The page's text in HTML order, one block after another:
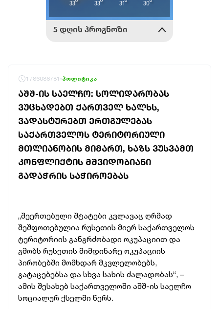
1786086781 პოლიტიკა
ᲐᲨᲨ-ᲘᲡ ᲡᲐᲔᲚᲩᲝ: ᲡᲝᲚᲘᲓᲐᲠᲝᲑᲐᲡ
ᲕᲣᲪᲮᲐᲓᲔᲑᲗ ᲥᲐᲠᲗᲕᲔᲚ ᲮᲐᲚᲮᲡ,
ᲕᲐᲓᲐᲡᲢᲣᲠᲔᲑᲗ ᲔᲠᲗᲒᲣᲚᲔᲑᲐᲡ
ᲡᲐᲥᲐᲠᲗᲕᲔᲚᲝᲡ ᲢᲔᲠᲘᲢᲝᲠᲘᲣᲚᲘ
ᲛᲗᲚᲘᲐᲜᲝᲑᲘᲡ ᲛᲘᲛᲐᲠᲗ, ᲮᲐᲖᲡ ᲕᲣᲡᲕᲐᲛᲗ
ᲙᲝᲜᲤᲚᲘᲥᲢᲘᲡ ᲛᲨᲕᲘᲓᲝᲑᲘᲐᲜᲘ
ᲒᲐᲓᲐᲭᲠᲘᲡ ᲡᲐᲭᲘᲠᲝᲔᲑᲐᲡ
„შეერთებული შტატები კვლავაც ღრმად
შეშფოთებულია რუსეთის მიერ საქართველოს
ტერიტორიის განგრძობადი ოკუპაციით და
გმობს რუსეთის მიმდინარე ოკუპაციის
პირობებში მომხდარ მკვლელობებს,
გატაცებებსა და სხვა სახის ძალადობას“, –
ამის შესახებ საქართველოში აშშ-ის საელჩო
სოციალურ ქსელში წერს.